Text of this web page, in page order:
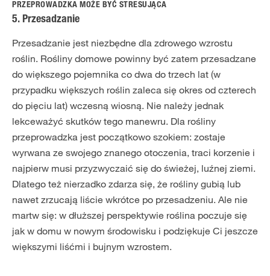
PRZEPROWADZKA MOŻE BYĆ STRESUJĄCA
5. Przesadzanie
Przesadzanie jest niezbędne dla zdrowego wzrostu
roślin. Rośliny domowe powinny być zatem przesadzane
do większego pojemnika co dwa do trzech lat (w
przypadku większych roślin zaleca się okres od czterech
do pięciu lat) wczesną wiosną. Nie należy jednak
lekceważyć skutków tego manewru. Dla rośliny
przeprowadzka jest początkowo szokiem: zostaje
wyrwana ze swojego znanego otoczenia, traci korzenie i
najpierw musi przyzwyczaić się do świeżej, luźnej ziemi.
Dlatego też nierzadko zdarza się, że rośliny gubią lub
nawet zrzucają liście wkrótce po przesadzeniu. Ale nie
martw się: w dłuższej perspektywie roślina poczuje się
jak w domu w nowym środowisku i podziękuje Ci jeszcze
większymi liśćmi i bujnym wzrostem.